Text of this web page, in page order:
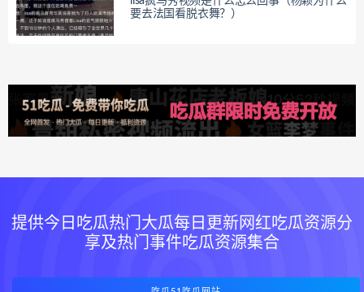
要去法国看脱衣舞？）
提供今日吃瓜热门大瓜每日更新网红吃瓜资源分
享及热门事件吃瓜资源集合